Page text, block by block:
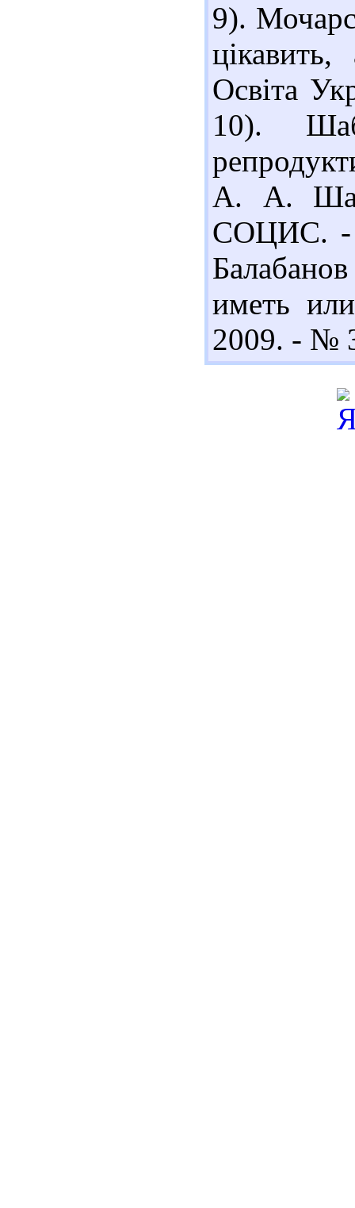
9).
Освіта
10).
А. А.
СОЦИС. -
иметь
2009. - №